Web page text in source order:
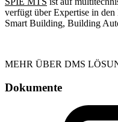
verfügt über Expertise in
Smart Building, Building
MEHR ÜBER DMS
Dokumente